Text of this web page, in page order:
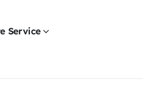
Service